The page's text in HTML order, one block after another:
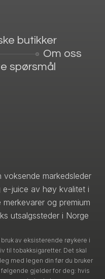
butikker
Om oss
spørsmål
voksende markedsleder
e-juice av høy kvalitet i
og premium
utsalgssteder i Norge
av eksisterende røykere i
til tobakksigaretter. Det skal
med legen din før du bruker
gjelder for deg: hvis